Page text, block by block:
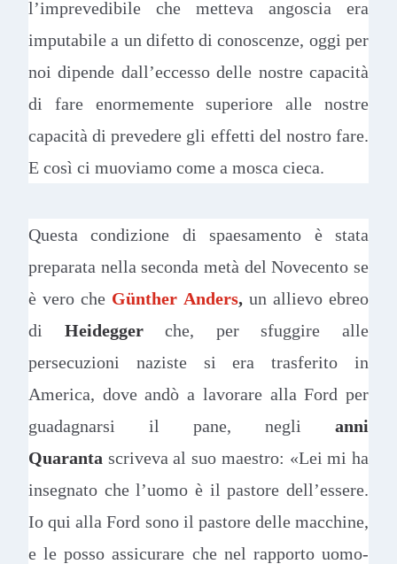
l’imprevedibile che metteva angoscia era
imputabile a un difetto di conoscenze, oggi per
noi dipende dall’eccesso delle nostre capacità
di fare enormemente superiore alle nostre
capacità di prevedere gli effetti del nostro fare.
E così ci muoviamo come a mosca cieca.
Questa condizione di spaesamento è stata
preparata nella seconda metà del Novecento se
è vero che Günther Anders,un allievo ebreo
di Heideggerche, per sfuggire alle
persecuzioni naziste si era trasferito in
America, dove andò a lavorare alla Ford per
guadagnarsi il pane, negli anni
Quaranta scriveva al suo maestro: «Lei mi ha
insegnato che l’uomo è il pastore dell’essere.
Io qui alla Ford sono il pastore delle macchine,
e le posso assicurare che nel rapporto uomo-